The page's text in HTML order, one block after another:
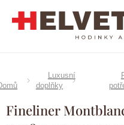
Luxusní
doplňky
Fineliner